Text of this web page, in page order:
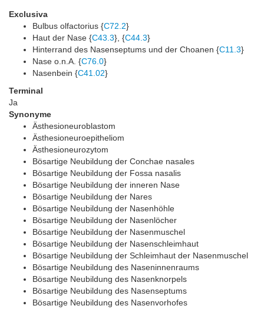
Exclusiva
Bulbus olfactorius {C72.2}
Haut der Nase {C43.3}, {C44.3}
Hinterrand des Nasenseptums und der Choanen {C11.3}
Nase o.n.A. {C76.0}
Nasenbein {C41.02}
Terminal
Ja
Synonyme
Ästhesioneuroblastom
Ästhesioneuroepitheliom
Ästhesioneurozytom
Bösartige Neubildung der Conchae nasales
Bösartige Neubildung der Fossa nasalis
Bösartige Neubildung der inneren Nase
Bösartige Neubildung der Nares
Bösartige Neubildung der Nasenhöhle
Bösartige Neubildung der Nasenlöcher
Bösartige Neubildung der Nasenmuschel
Bösartige Neubildung der Nasenschleimhaut
Bösartige Neubildung der Schleimhaut der Nasenmuschel
Bösartige Neubildung des Naseninnenraums
Bösartige Neubildung des Nasenknorpels
Bösartige Neubildung des Nasenseptums
Bösartige Neubildung des Nasenvorhofes